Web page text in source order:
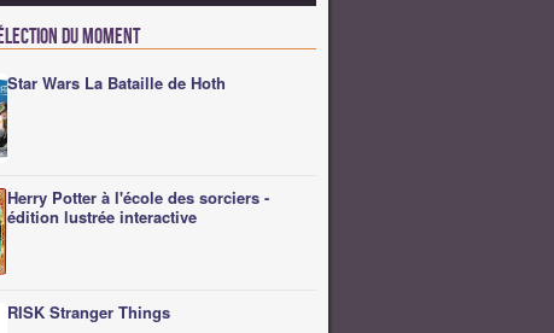
du moment
Star Wars La Bataille de Hoth
Herry Potter à l'école des sorciers -
édition lustrée interactive
RISK Stranger Things